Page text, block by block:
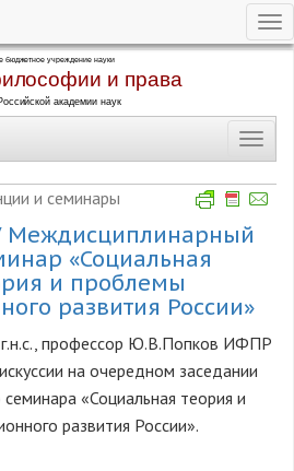
и семинары
Междисциплинарный
«Социальная
и проблемы
развития России»
профессор Ю.В.Попков ИФПР
на очередном заседании
«Социальная теория и
развития России».